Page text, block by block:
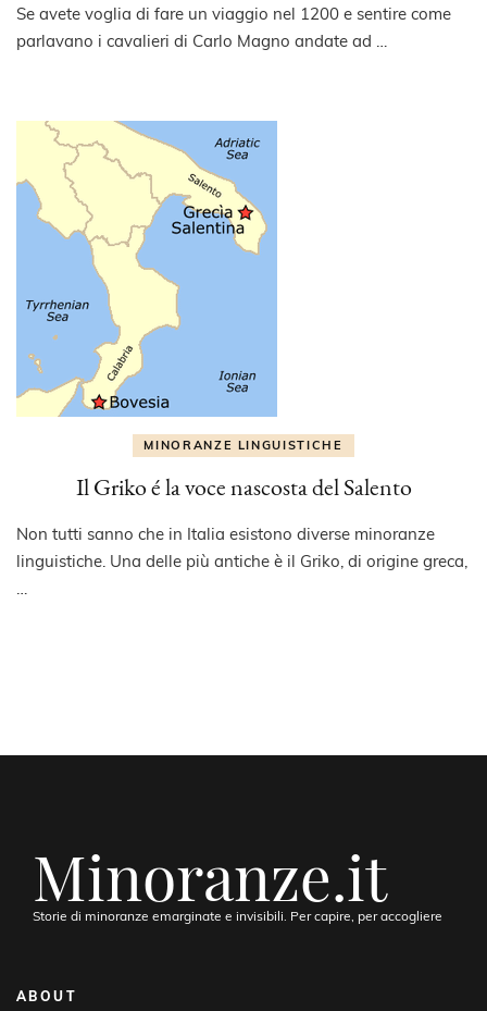
Se avete voglia di fare un viaggio nel 1200 e sentire come
parlavano i cavalieri di Carlo Magno andate ad …
MINORANZE LINGUISTICHE
Il Griko é la voce nascosta del Salento
Non tutti sanno che in Italia esistono diverse minoranze
linguistiche. Una delle più antiche è il Griko, di origine greca,
…
Minoranze.it
Storie di minoranze emarginate e invisibili. Per capire, per accogliere
ABOUT